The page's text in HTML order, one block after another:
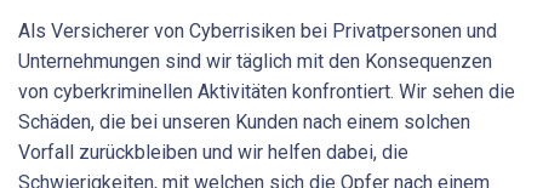
Als Versicherer von Cyberrisiken bei Privatpersonen und
Unternehmungen sind wir täglich mit den Konsequenzen
von cyberkriminellen Aktivitäten konfrontiert. Wir sehen die
Schäden, die bei unseren Kunden nach einem solchen
Vorfall zurückbleiben und wir helfen dabei, die
Schwierigkeiten, mit welchen sich die Opfer nach einem